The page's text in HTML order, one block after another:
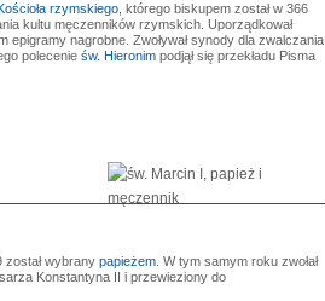
rzymskiego, którego biskupem został w 366
kultu męczenników rzymskich. Uporządkował
nagrobne. Zwoływał synody dla zwalczania
polecenie św. Hieronimpodjął się przekładu Pisma
został wybrany papieżem. W tym samym roku zwołał
Konstantyna II i przewieziony do